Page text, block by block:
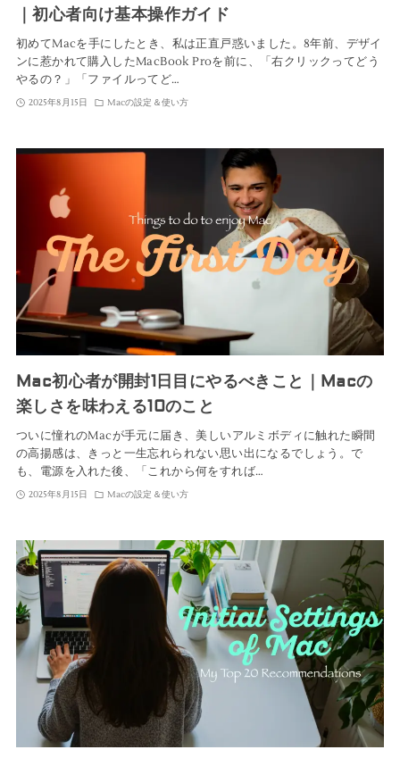
｜初心者向け基本操作ガイド
初めてMacを手にしたとき、私は正直戸惑いました。8年前、デザイ
ンに惹かれて購入したMacBook Proを前に、「右クリックってどう
やるの？」「ファイルってど…
2025年8月15日 Macの設定＆使い方
Mac初心者が開封1日目にやるべきこと｜Macの
楽しさを味わえる10のこと
ついに憧れのMacが手元に届き、美しいアルミボディに触れた瞬間
の高揚感は、きっと一生忘れられない思い出になるでしょう。で
も、電源を入れた後、「これから何をすれば…
2025年8月15日 Macの設定＆使い方